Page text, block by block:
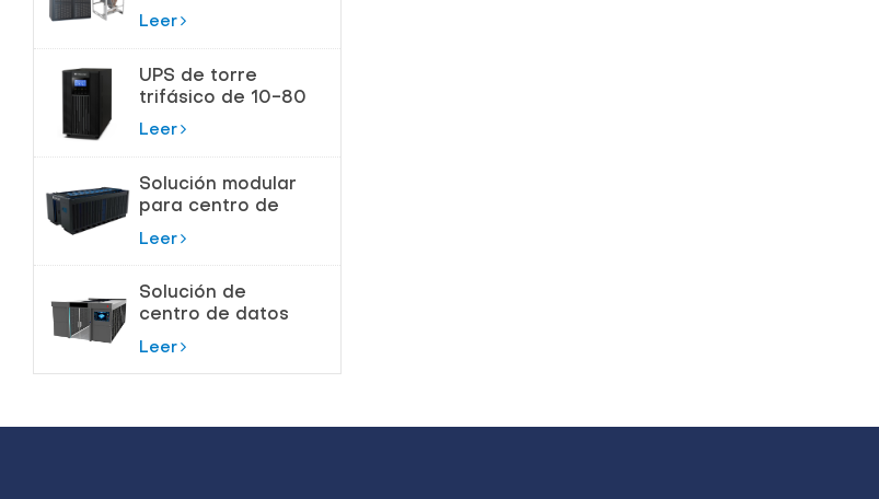
bomba de flúor
temperatura de
precisión
Leer
UPS de torre
trifásico de 10-80
KVA para
alta potencia
Leer
Solución modular
para centro de
datos de sala de
Leer
Solución de
centro de datos
modular
Leer